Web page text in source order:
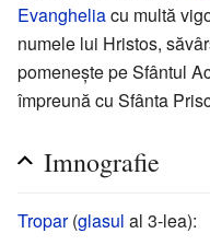
Evangheliacu multă
numele lui Hristos,
pomenește pe Sfântul
împreună cu Sfânta
Imnografie
Tropar(glasul al 3-lea):